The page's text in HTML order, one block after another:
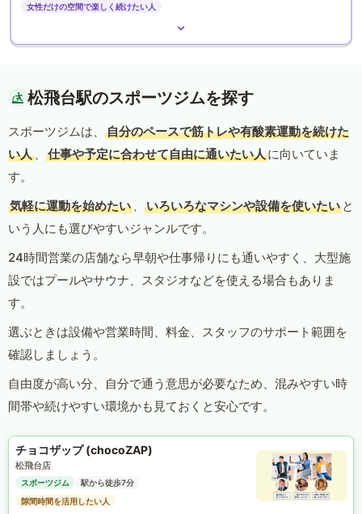
女性だけの空間で楽しく続けたい人
松飛台駅のスポーツジムを探す
スポーツジムは、
自分のペースで筋トレや有酸素運動を続けた
い人 、 仕事や予定に合わせて自由に通いたい人に向いていま
す。
気軽に運動を始めたい 、 いろいろなマシンや設備を使いたい と
いう人にも選びやすいジャンルです。
24時間営業の店舗なら早朝や仕事帰りにも通いやすく、大型施
設ではプールやサウナ、スタジオなどを使える場合もありま
す。
選ぶときは設備や営業時間、料金、スタッフのサポート範囲を
確認しましょう。
自由度が高い分、自分で通う意思が必要なため、混みやすい時
間帯や続けやすい環境かも見ておくと安心です。
チョコザップ (chocoZAP)
松飛台店
スポーツジム
駅から徒歩7分
隙間時間を活用したい人